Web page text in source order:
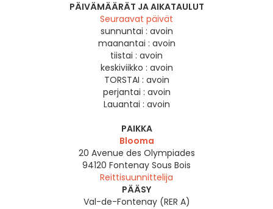
PÄIVÄMÄÄRÄT JA AIKATAULUT
Seuraavat päivät
sunnuntai : avoin
maanantai : avoin
tiistai : avoin
keskiviikko : avoin
TORSTAI : avoin
perjantai : avoin
Lauantai : avoin
PAIKKA
Blooma
20 Avenue des Olympiades
94120 Fontenay Sous Bois
Reittisuunnittelija
PÄÄSY
Val-de-Fontenay (RER A)